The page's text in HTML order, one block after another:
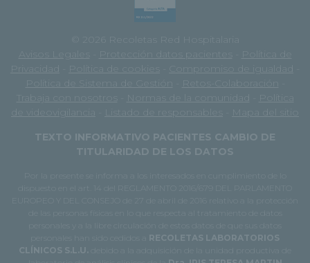
© 2026 Recoletas Red Hospitalaria
Avisos Legales
Protección datos pacientes
Política de
Privacidad
Política de cookies Compromiso de igualdad
Política de Sistema de Gestión
Retos-Colaboración
Trabaja con nosotros
Normas de la comunidad
Política
de videovigilancia
Listado de responsables
Mapa del sitio
TEXTO INFORMATIVO PACIENTES CAMBIO DE
TITULARIDAD DE LOS DATOS
Por la presente se informa a los interesados en cumplimiento de lo
dispuesto en el art. 14 del REGLAMENTO 2016/679 DEL PARLAMENTO
EUROPEO Y DEL CONSEJO de 27 de abril de 2016 relativo a la protección
de las personas físicas en lo que respecta al tratamiento de datos
personales y a la libre circulación de estos datos de que sus datos
RECOLETAS LABORATORIOS
CLÍNICOS S.L.U.
debido a la adquisición de la unidad productiva de